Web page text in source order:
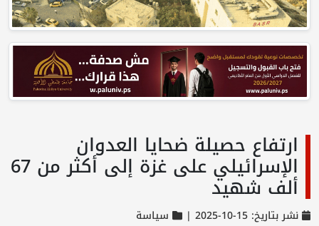
ارتفاع حصيلة ضحايا العدوان
الإسرائيلي على غزة إلى أكثر من 67
ألف شهيد
نشر بتاريخ: 15-10-2025 | سياسة